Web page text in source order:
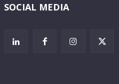
SOCIAL MEDIA